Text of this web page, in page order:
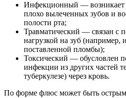
Инфекционный — возникает
плохо вылеченных зубов и
полости рта;
Травматический — связан с
нагрузкой на зуб (например,
поставленной пломбы);
Токсический — обусловлен
инфекции из других частей
туберкулезе) через кровь.
По форме флюс может быть